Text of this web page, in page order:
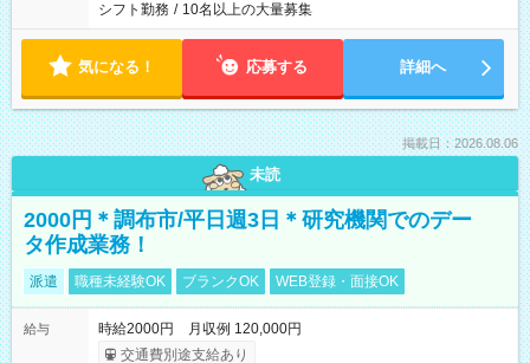
シフト勤務 / 10名以上の大量募集
気になる！ 応募する 詳細へ
掲載日：2026.08.06
未読
2000円＊調布市/平日週3日＊研究機関でのデー
タ作成業務！
派遣 職種未経験OK ブランクOK WEB登録・面接OK
給与
時給2000円 月収例 120,000円
交通費別途支給あり